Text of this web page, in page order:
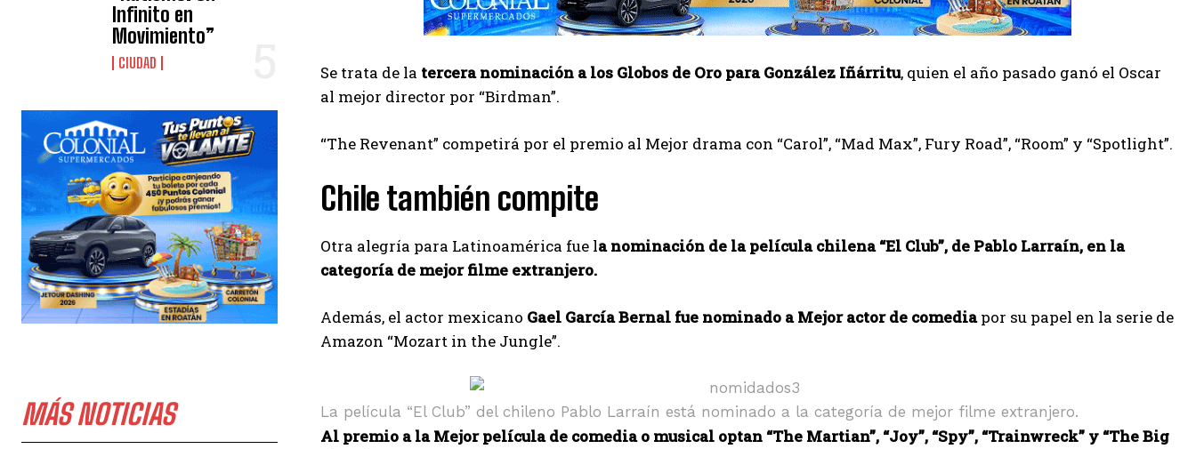
Infinito en
Movimiento”
CIUDAD
MÁS NOTICIAS
Se trata de la tercera nominación a los Globos de Oro para González Iñárritu, quien el año pasado ganó el Oscar
al mejor director por “Birdman”.
“The Revenant” competirá por el premio al Mejor drama con “Carol”, “Mad Max”, Fury Road”, “Room” y “Spotlight”.
Chile también compite
Otra alegría para Latinoamérica fue la nominación de la película chilena “El Club”, de Pablo Larraín, en la
categoría de mejor filme extranjero.
Además, el actor mexicano Gael García Bernal fue nominado a Mejor actor de comediapor su papel en la serie de
Amazon “Mozart in the Jungle”.
La película “El Club” del chileno Pablo Larraín está nominado a la categoría de mejor filme extranjero.
Al premio a la Mejor película de comedia o musical optan “The Martian”, “Joy”, “Spy”, “Trainwreck” y “The Big